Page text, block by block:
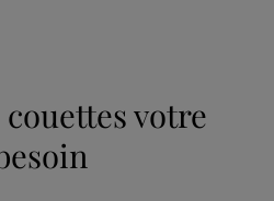
votre